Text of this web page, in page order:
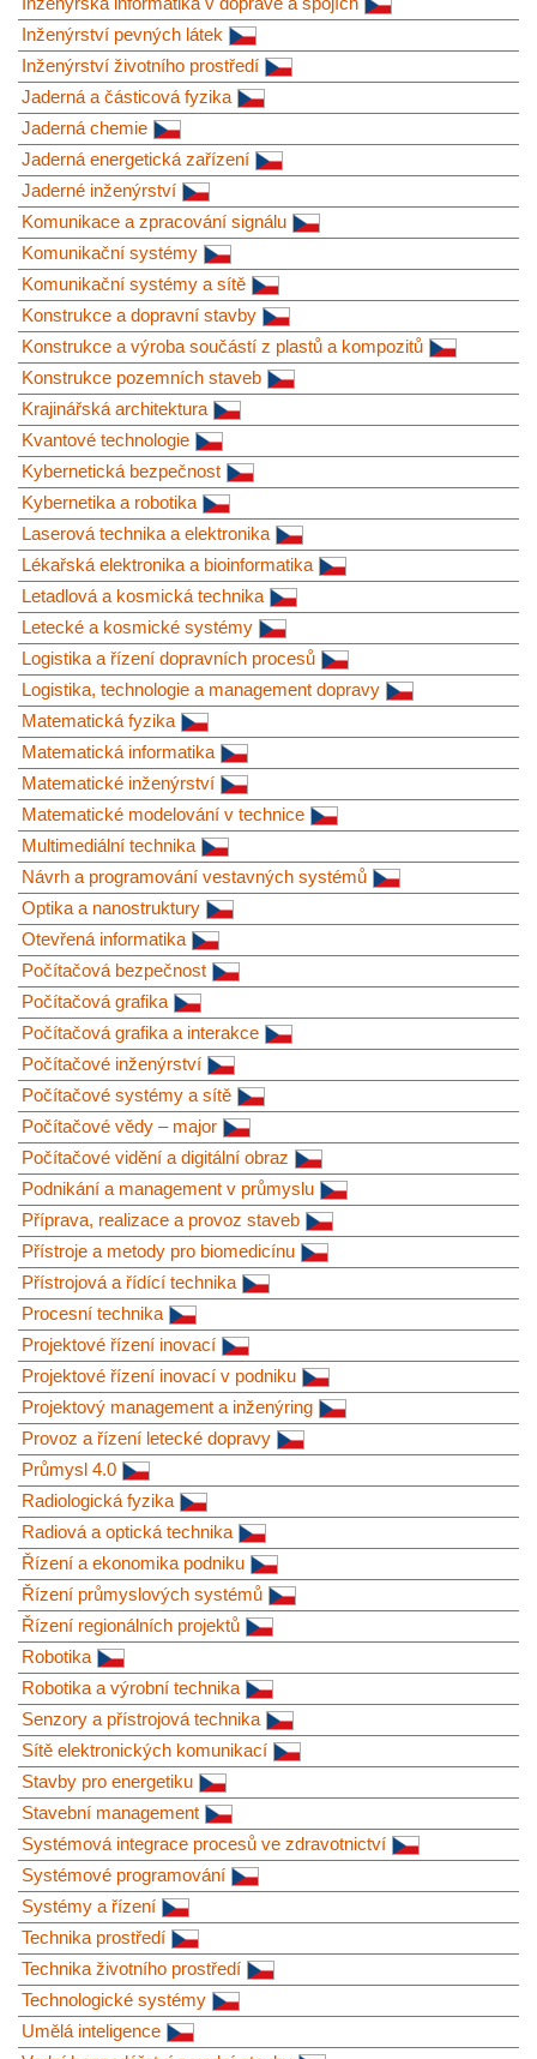
Inženýrství pevných látek
Inženýrství životního prostředí
Jaderná a částicová fyzika
Jaderná chemie
Jaderná energetická zařízení
Jaderné inženýrství
Komunikace a zpracování signálu
Komunikační systémy
Komunikační systémy a sítě
Konstrukce a dopravní stavby
Konstrukce a výroba součástí z plastů a kompozitů
Konstrukce pozemních staveb
Krajinářská architektura
Kvantové technologie
Kybernetická bezpečnost
Kybernetika a robotika
Laserová technika a elektronika
Lékařská elektronika a bioinformatika
Letadlová a kosmická technika
Letecké a kosmické systémy
Logistika a řízení dopravních procesů
Logistika, technologie a management dopravy
Matematická fyzika
Matematická informatika
Matematické inženýrství
Matematické modelování v technice
Multimediální technika
Návrh a programování vestavných systémů
Optika a nanostruktury
Otevřená informatika
Počítačová bezpečnost
Počítačová grafika
Počítačová grafika a interakce
Počítačové inženýrství
Počítačové systémy a sítě
Počítačové vědy – major
Počítačové vidění a digitální obraz
Podnikání a management v průmyslu
Příprava, realizace a provoz staveb
Přístroje a metody pro biomedicínu
Přístrojová a řídící technika
Procesní technika
Projektové řízení inovací
Projektové řízení inovací v podniku
Projektový management a inženýring
Provoz a řízení letecké dopravy
Průmysl 4.0
Radiologická fyzika
Radiová a optická technika
Řízení a ekonomika podniku
Řízení průmyslových systémů
Řízení regionálních projektů
Robotika
Robotika a výrobní technika
Senzory a přístrojová technika
Sítě elektronických komunikací
Stavby pro energetiku
Stavební management
Systémová integrace procesů ve zdravotnictví
Systémové programování
Systémy a řízení
Technika prostředí
Technika životního prostředí
Technologické systémy
Umělá inteligence